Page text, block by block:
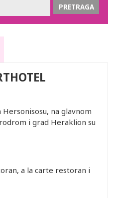
na glavnom
i grad Heraklion su
a la carte restoran i